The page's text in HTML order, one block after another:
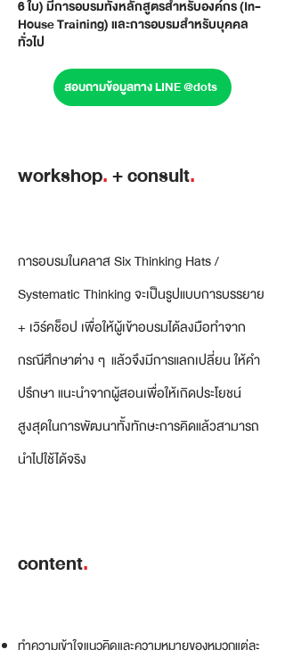
6 ใบ) มีการอบรมทั้งหลักสูตรสำหรับองค์กร (In-
House Training) และการอบรมสำหรับบุคคล
ทั่วไป
สอบถามข้อมูลทาง LINE @dots
workshop.+ consult.
การอบรมในคลาส Six Thinking Hats /
Systematic Thinking จะเป็นรูปแบบการบรรยาย
+ เวิร์คช็อป เพื่อให้ผู้เข้าอบรมได้ลงมือทำจาก
กรณีศึกษาต่าง ๆ แล้วจึงมีการแลกเปลี่ยน ให้คำ
ปรึกษา แนะนำจากผู้สอนเพื่อให้เกิดประโยชน์
สูงสุดในการพัฒนาทั้งทักษะการคิดแล้วสามารถ
นำไปใช้ได้จริง
content.
ทำความเข้าใจแนวคิดและความหมายของหมวกแต่ละ